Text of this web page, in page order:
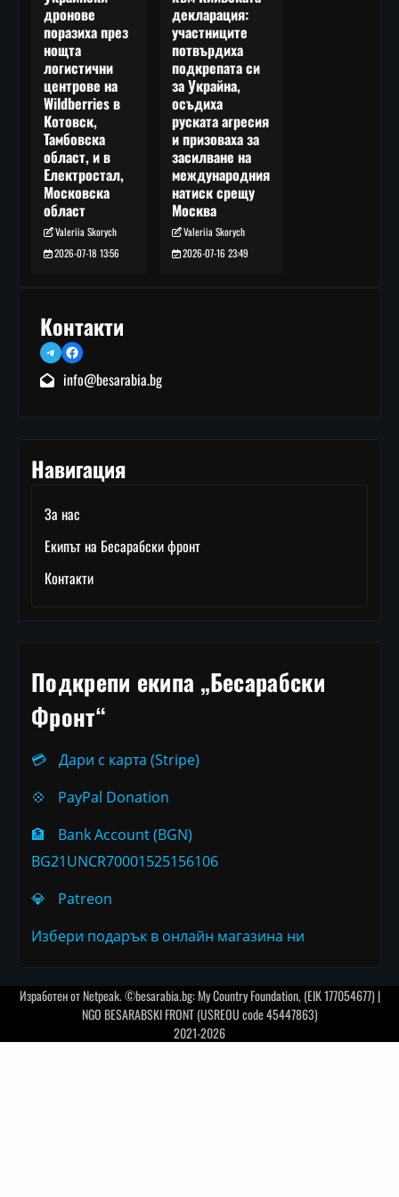
дронове
поразиха през
нощта
логистични
центрове на
Wildberries в
Котовск,
Тамбовска
област, и в
Електростал,
Московска
област
Valeriia Skorych
2026-07-18 13:56
декларация:
участниците
потвърдиха
подкрепата си
за Украйна,
осъдиха
руската агресия
и призоваха за
засилване на
международния
натиск срещу
Москва
Valeriia Skorych
2026-07-16 23:49
Контакти
TelegramFacebook
info@besarabia.bg
Навигация
За нас
Екипът на Бесарабски фронт
Контакти
Подкрепи екипа „Бесарабски
Фронт“
💳
Дари с карта (Stripe)
💠
PayPal Donation
🏦
Bank Account (BGN)
BG21UNCR70001525156106
💎
Patreon
Избери подарък в онлайн магазина ни
Изработен отNetpeak. ©besarabia.bg: My Country Foundation, (EIK 177054677) |
NGO BESARABSKI FRONT (USREOU code 45447863)
2021-2026